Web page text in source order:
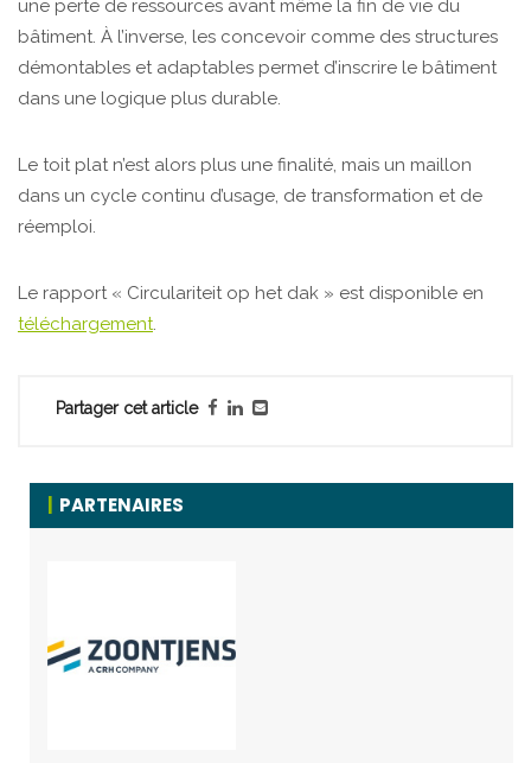
une perte de ressources avant même la fin de vie du
bâtiment. À l’inverse, les concevoir comme des structures
démontables et adaptables permet d’inscrire le bâtiment
dans une logique plus durable.
Le toit plat n’est alors plus une finalité, mais un maillon
dans un cycle continu d’usage, de transformation et de
réemploi.
Le rapport « Circulariteit op het dak » est disponible en
téléchargement.
Partager cet article
PARTENAIRES